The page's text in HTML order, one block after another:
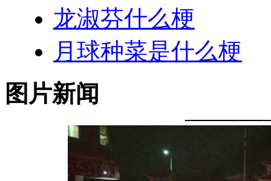
龙淑芬什么梗
月球种菜是什么梗
图片新闻